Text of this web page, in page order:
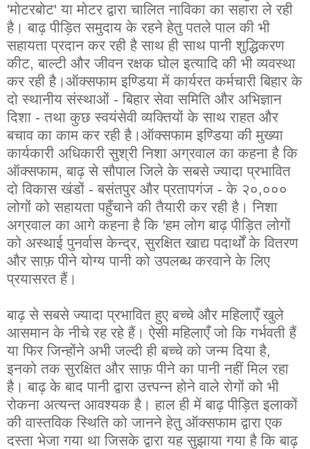
'मोटरबोट' या मोटर द्वारा चालित नाविका का सहारा ले रही
है। बाढ़ पीड़ित समुदाय के रहने हेतु पतले पाल की भी
सहायता प्रदान कर रही है साथ ही साथ पानी शुद्धिकरण
कीट, बाल्टी और जीवन रक्षक घोल इत्यादि की भी व्यवस्था
कर रही है।ऑक्सफाम इण्डिया में कार्यरत कर्मचारी बिहार के
दो स्थानीय संस्थाओं - बिहार सेवा समिति और अभिज्ञान
दिशा - तथा कुछ स्वयंसेवी व्यक्तियों के साथ राहत और
बचाव का काम कर रही है।ऑक्सफाम इण्डिया की मुख्या
कार्यकारी अधिकारी सुश्री निशा अग्रवाल का कहना है कि
ऑक्सफाम, बाढ़ से सौपाल जिले के सबसे ज्यादा प्रभावित
दो विकास खंडों - बसंतपुर और प्रतापगंज - के २०,०००
लोगों को सहायता पहुँचाने की तैयारी कर रही है। निशा
अग्रवाल का आगे कहना है कि 'हम लोग बाढ़ पीड़ित लोगों
को अस्थाई पुनर्वास केन्द्र, सुरक्षित खाद्य पदार्थों के वितरण
और साफ़ पीने योग्य पानी को उपलब्ध करवाने के लिए
प्रयासरत हैं।
बाढ़ से सबसे ज्यादा प्रभावित हुए बच्चे और महिलाएँ खुले
आसमान के नीचे रह रहे हैं। ऐसी महिलाएँ जो कि गर्भवती हैं
या फिर जिन्होंने अभी जल्दी ही बच्चे को जन्म दिया है,
इनको तक सुरक्षित और साफ़ पीने का पानी नहीं मिल रहा
है। बाढ़ के बाद पानी द्वारा उत्त्पन्न होने वाले रोगों को भी
रोकना अत्यन्त आवश्यक है। हाल ही में बाढ़ पीड़ित इलाकों
की वास्तविक स्थिति को जानने हेतु ऑक्सफाम द्वारा एक
दस्ता भेजा गया था जिसके द्वारा यह सुझाया गया है कि बाढ़